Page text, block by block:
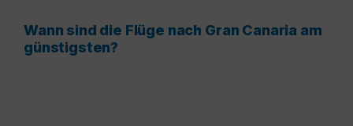
Wann sind die Flüge nach Gran Canaria am
günstigsten?